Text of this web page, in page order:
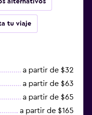
alternativos
tu viaje
a partir de $32
a partir de $63
a partir de $65
a partir de $165